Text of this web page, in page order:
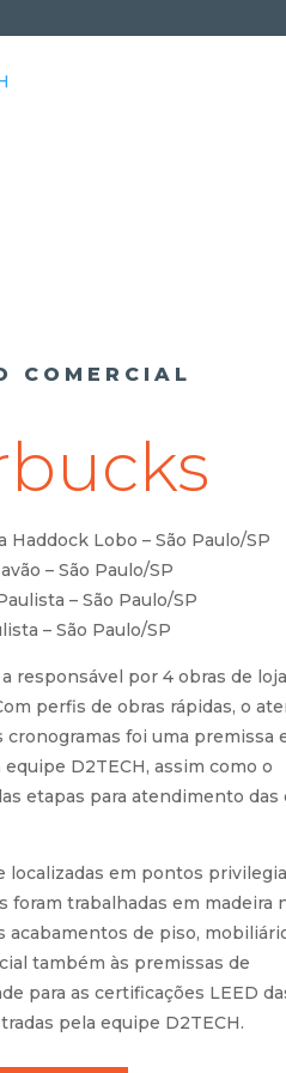
COMERCIAL
Haddock Lobo – São Paulo/SP
– São Paulo/SP
– São Paulo/SP
– São Paulo/SP
responsável por 4 obras de
perfis de obras rápidas, o
cronogramas foi uma premissa
D2TECH, assim como o
etapas para atendimento das
localizadas em pontos
foram trabalhadas em madeira
acabamentos de piso,
também às premissas de
para as certificações LEED
pela equipe D2TECH.